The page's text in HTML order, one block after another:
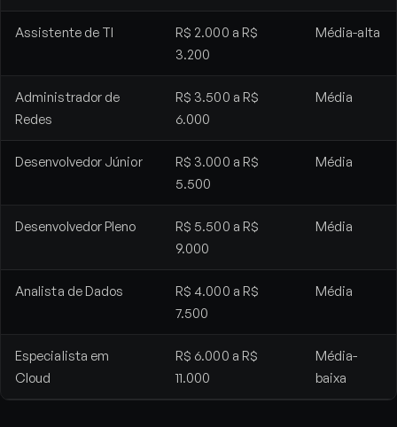
Assistente de TI
R$ 2.000 a R$
3.200
Média-alta
Administrador de
Redes
R$ 3.500 a R$
6.000
Média
Desenvolvedor Júnior
R$ 3.000 a R$
5.500
Média
Desenvolvedor Pleno
R$ 5.500 a R$
9.000
Média
Analista de Dados
R$ 4.000 a R$
7.500
Média
Especialista em
Cloud
R$ 6.000 a R$
11.000
Média-
baixa